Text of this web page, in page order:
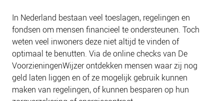
IN DE MEDIA
OVER NCFG
NIEUWS
BLOGS
In Nederland bestaan veel toeslagen, regelingen en
fondsen om mensen financieel te ondersteunen. Toch
weten veel inwoners deze niet altijd te vinden of
optimaal te benutten. Via de online checks van De
VoorzieningenWijzer ontdekken mensen waar zij nog
geld laten liggen en of ze mogelijk gebruik kunnen
maken van regelingen, of kunnen besparen op hun